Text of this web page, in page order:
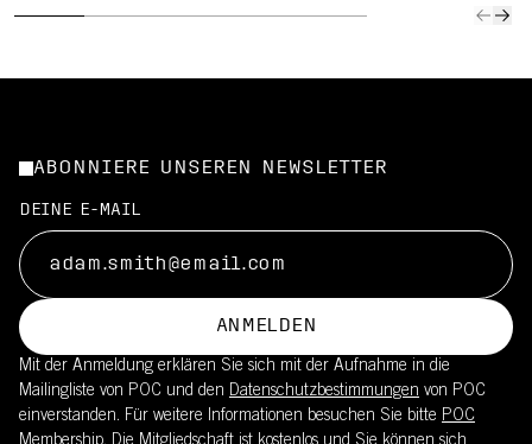
ABONNIERE UNSEREN NEWSLETTER
DEINE E-MAIL
ANMELDEN
Mit der Anmeldung erklären Sie sich mit der Aufnahme in die
Mailingliste von POC und den Datenschutzbestimmungen von POC
einverstanden. Für weitere Informationen besuchen Sie bitte POC